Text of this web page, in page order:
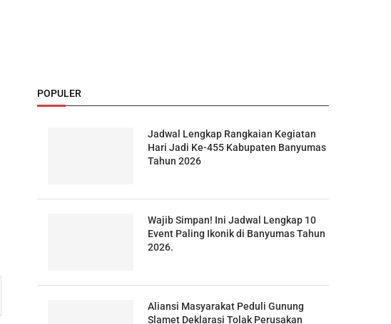
POPULER
Jadwal Lengkap Rangkaian Kegiatan
Hari Jadi Ke-455 Kabupaten Banyumas
Tahun 2026
Wajib Simpan! Ini Jadwal Lengkap 10
Event Paling Ikonik di Banyumas Tahun
2026.
Aliansi Masyarakat Peduli Gunung
Slamet Deklarasi Tolak Perusakan